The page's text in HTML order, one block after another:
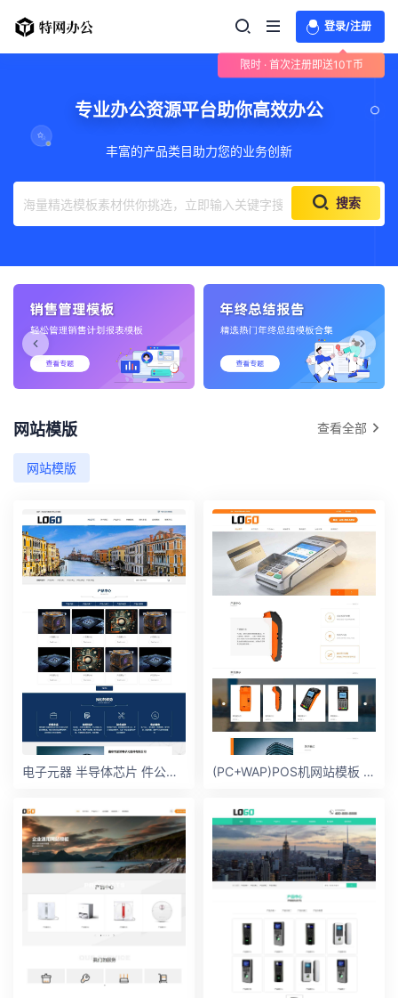
登录/注册
限时 · 首次注册即送10T币
网站模版，高端WordPress主题开发
丰富的产品类目助力您的业务创新
搜索
网站模版 查看全部
网站模版
电子元器 半导体芯片 件公司网站模板 (PC+WAP)POS机网站模板 电子设备网站